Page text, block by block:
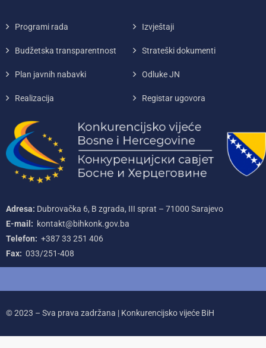
Programi rada Izvještaji
Budžetska transparentnost Strateški dokumenti
Plan javnih nabavki Odluke JN
Realizacija Registar ugovora
Adresa: Dubrovačka 6, B zgrada, III sprat – 71000‌ Sarajevo
E-mail: kontakt@bihkonk.gov.ba
Telefon: +387‌ 33‌ 251‌ 406
Fax: 033/251-408
© 2023 – Sva prava zadržana | Konkurencijsko vijeće BiH